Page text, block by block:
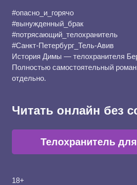
#опасно_и_горячо
#вынужденный_брак
#потрясающий_телохранитель
#Санкт-Петербург_Тель-Авив
История Димы — телохранителя
Полностью самостоятельный
отдельно.
Читать онлайн без
Телохранитель
18+